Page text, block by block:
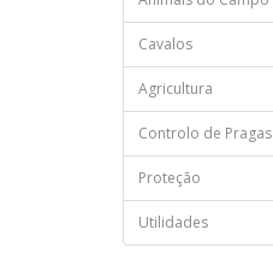
Cavalos
Agricultura
Controlo de Pragas
Proteção
Utilidades